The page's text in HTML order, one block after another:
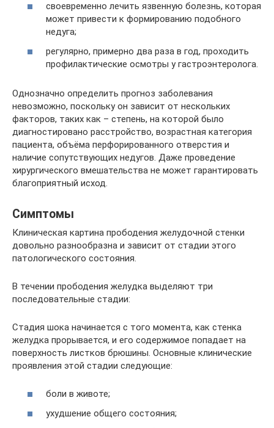
своевременно лечить язвенную болезнь, которая
может привести к формированию подобного
недуга;
регулярно, примерно два раза в год, проходить
профилактические осмотры у гастроэнтеролога.
Однозначно определить прогноз заболевания
невозможно, поскольку он зависит от нескольких
факторов, таких как – степень, на которой было
диагностировано расстройство, возрастная категория
пациента, объёма перфорированного отверстия и
наличие сопутствующих недугов. Даже проведение
хирургического вмешательства не может гарантировать
благоприятный исход.
Симптомы
Клиническая картина прободения желудочной стенки
довольно разнообразна и зависит от стадии этого
патологического состояния.
В течении прободения желудка выделяют три
последовательные стадии:
Стадия шока начинается с того момента, как стенка
желудка прорывается, и его содержимое попадает на
поверхность листков брюшины. Основные клинические
проявления этой стадии следующие:
боли в животе;
ухудшение общего состояния;